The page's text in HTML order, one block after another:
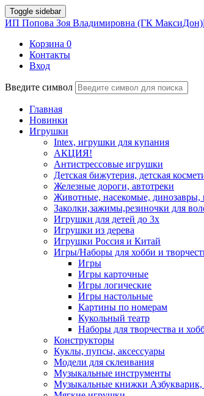
Toggle sidebar
ИП Попова Зоя Владимировна (ГК МаксиДон)
Корзина 0
Контакты
Вход
Введите символ
Главная
Новинки
Игрушки
Intex, игрушки для купания
АКЦИЯ!
Антистрессовые игрушки
Детская бижутерия, детская
Железные дороги, автотреки
Животные, насекомые, динозавры,
Заколки,зажимы,резиночки для
Игрушки для детей до 3х
Игрушки из дерева
Игрушки Россия и Китай
Игры/Наборы для хобби и
Игры
Игры карточные
Игры логические
Игры настольные
Картины по номерам
Кукольный театр
Наборы для творчества и
Конструкторы
Куклы, пупсы, аксессуары
Модели для склеивания
Музыкальные инструменты
Музыкальные книжки Азбукварик,